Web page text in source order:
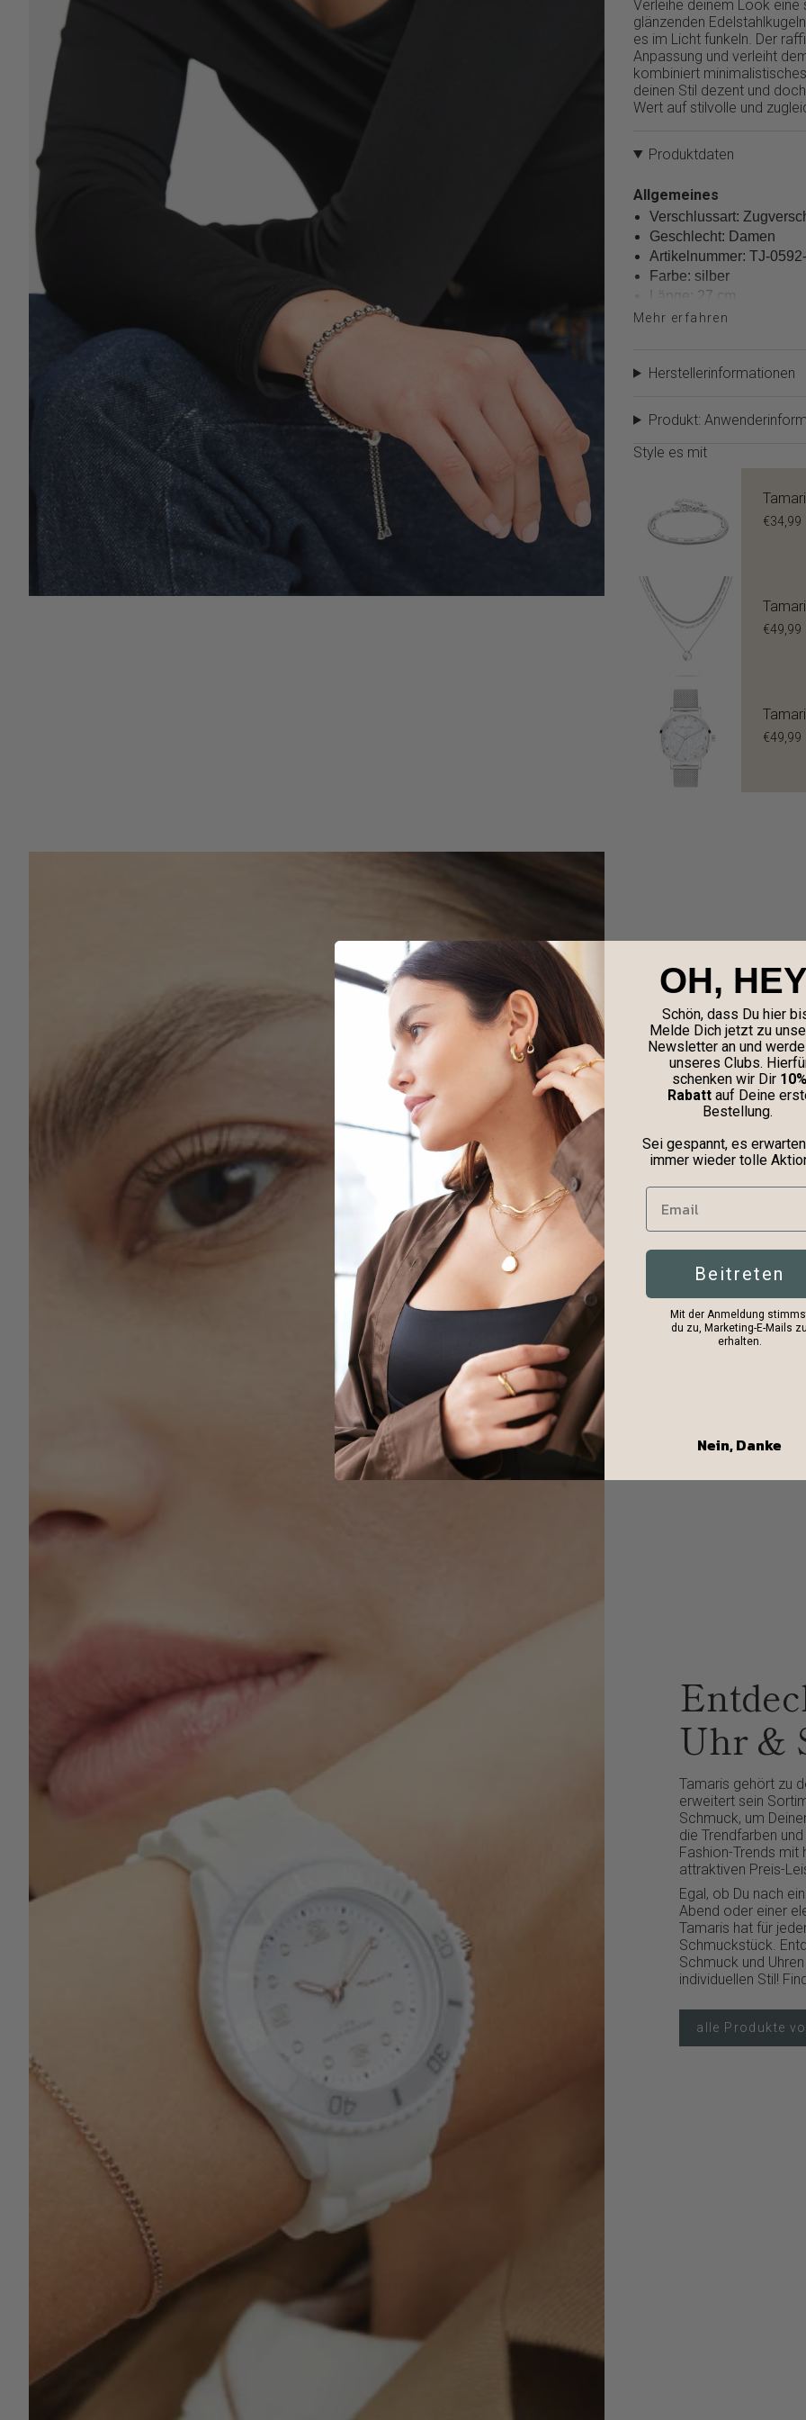
von
{{
quantity
}}",
"minimum_of"=>"Minimum
von
{{
}}",
{{
quantity
}}"}
Verleihe deinem Look eine
glänzenden
es im Licht funkeln. Der
Anpassung und verleiht
kombiniert
deinen Stil dezent und
Wert auf stilvolle und
Produktdaten
Allgemeines
Verschlussart:
Geschlecht: Damen
Artikelnummer: TJ-
Farbe: silber
Länge: 27 cm
Gewicht: 10,01 g
Material: Edelstahl
Mehr erfahren
Herstellerinformationen
Produkt:
Style es mit
€34,99
€49,99
€49,99
Uhr &
Tamaris gehört zu
erweitert sein
Schmuck, um
die Trendfarben
Fashion-Trends
attraktiven Preis-
Egal, ob Du nach
Abend oder einer
Tamaris hat für
Schmuckstück.
Schmuck und
individuellen Stil!
alle Produkte
OH,
Schön, dass Du hier
Melde Dich jetzt zu
Newsletter an und
unseres Clubs.
schenken wir Dir
Rabattauf Deine
Bestellung.
Sei gespannt, es
immer wieder tolle
Beitreten
Mit der Anmeldung
du zu, Marketing-E-Mails
erhalten.
Nein, Danke